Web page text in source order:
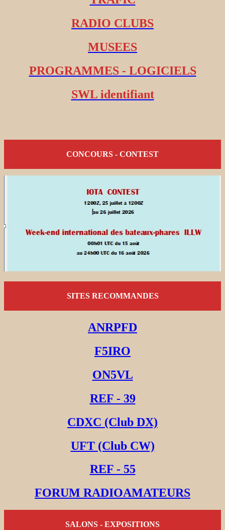
RADIO CLUBS
MUSEES
PROGRAMMES - LOGICIELS
SWL identifiant
CONCOURS - CONTEST
SITES RECOMMANDES
ANRPFD
F5IRO
ON5VL
REF - 39
CDXC (Club DX)
UFT (Club CW)
REF - 55
FORUM RADIOAMATEURS
SALONS - EXPOSITIONS